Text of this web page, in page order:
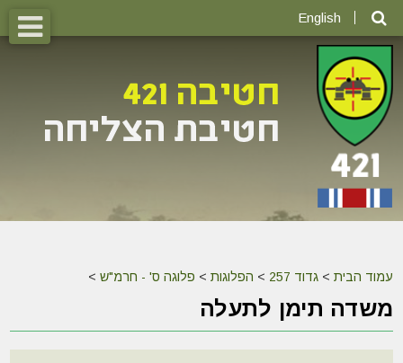
English
עמוד הבית >גדוד 257 > הפלוגות > פלוגה ס' - חרמ"ש >
משדה תימן לתעלה